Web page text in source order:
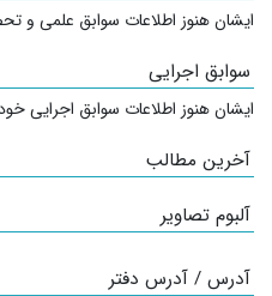
ایشان هنوز اطلاعات سوابق علمی و
سوابق اجرایی
ایشان هنوز اطلاعات سوابق اجرایی
آخرین مطالب
آلبوم تصاویر
آدرس / آدرس دفتر